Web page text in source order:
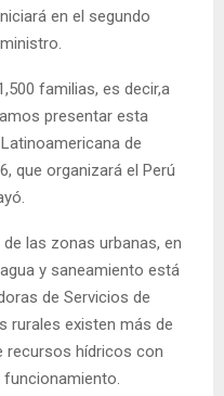
en el segundo
familias, es decir,a
presentar esta
de
que organizará el Perú
las zonas urbanas, en
y saneamiento está
de Servicios de
rurales existen más de
recursos hídricos con